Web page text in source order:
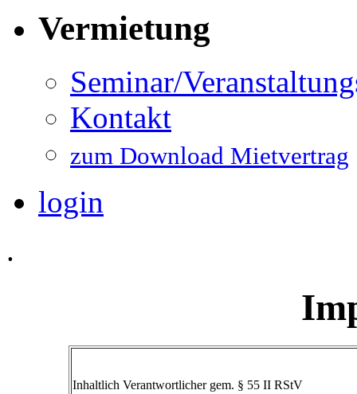
Vermietung
Seminar/
Kontakt
zum Download Mietvertrag
login
.
Inhaltlich Verantwortlicher gem. § 55 II RStV